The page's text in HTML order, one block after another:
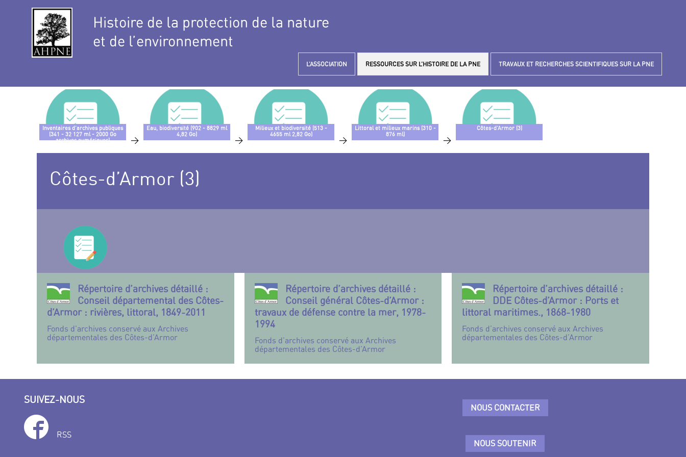
Histoire de la protection de la nature
et de l’environnement
L’ASSOCIATION RESSOURCES SUR L’HISTOIRE DE LA PNE TRAVAUX ET RECHERCHES SCIENTIFIQUES SUR LA PNE
Inventaires d’archives publiques
(341 - 32 127 ml - 2000 Go
archives numériques)
>
Eau, biodiversité (902 - 8829 ml
4,82 Go)
>
Milieux et biodiversité (513 -
4655 ml 2,82 Go)
>
Littoral et milieux marins (310 -
876 ml)
>
Côtes-d’Armor (3)
Côtes-d’Armor (3)
Répertoire d’archives détaillé :
Conseil départemental des Côtes-
d’Armor : rivières, littoral, 1849-2011
Fonds d’archives conservé aux Archives
départementales des Côtes-d’Armor
Répertoire d’archives détaillé :
Conseil général Côtes-d’Armor :
travaux de défense contre la mer, 1978-
1994
Fonds d’archives conservé aux Archives
départementales des Côtes-d’Armor
Répertoire d’archives détaillé :
DDE Côtes-d’Armor : Ports et
littoral maritimes., 1868-1980
Fonds d’archives conservé aux Archives
départementales des Côtes-d’Armor
SUIVEZ-NOUS
RSS
NOUS CONTACTER
NOUS SOUTENIR